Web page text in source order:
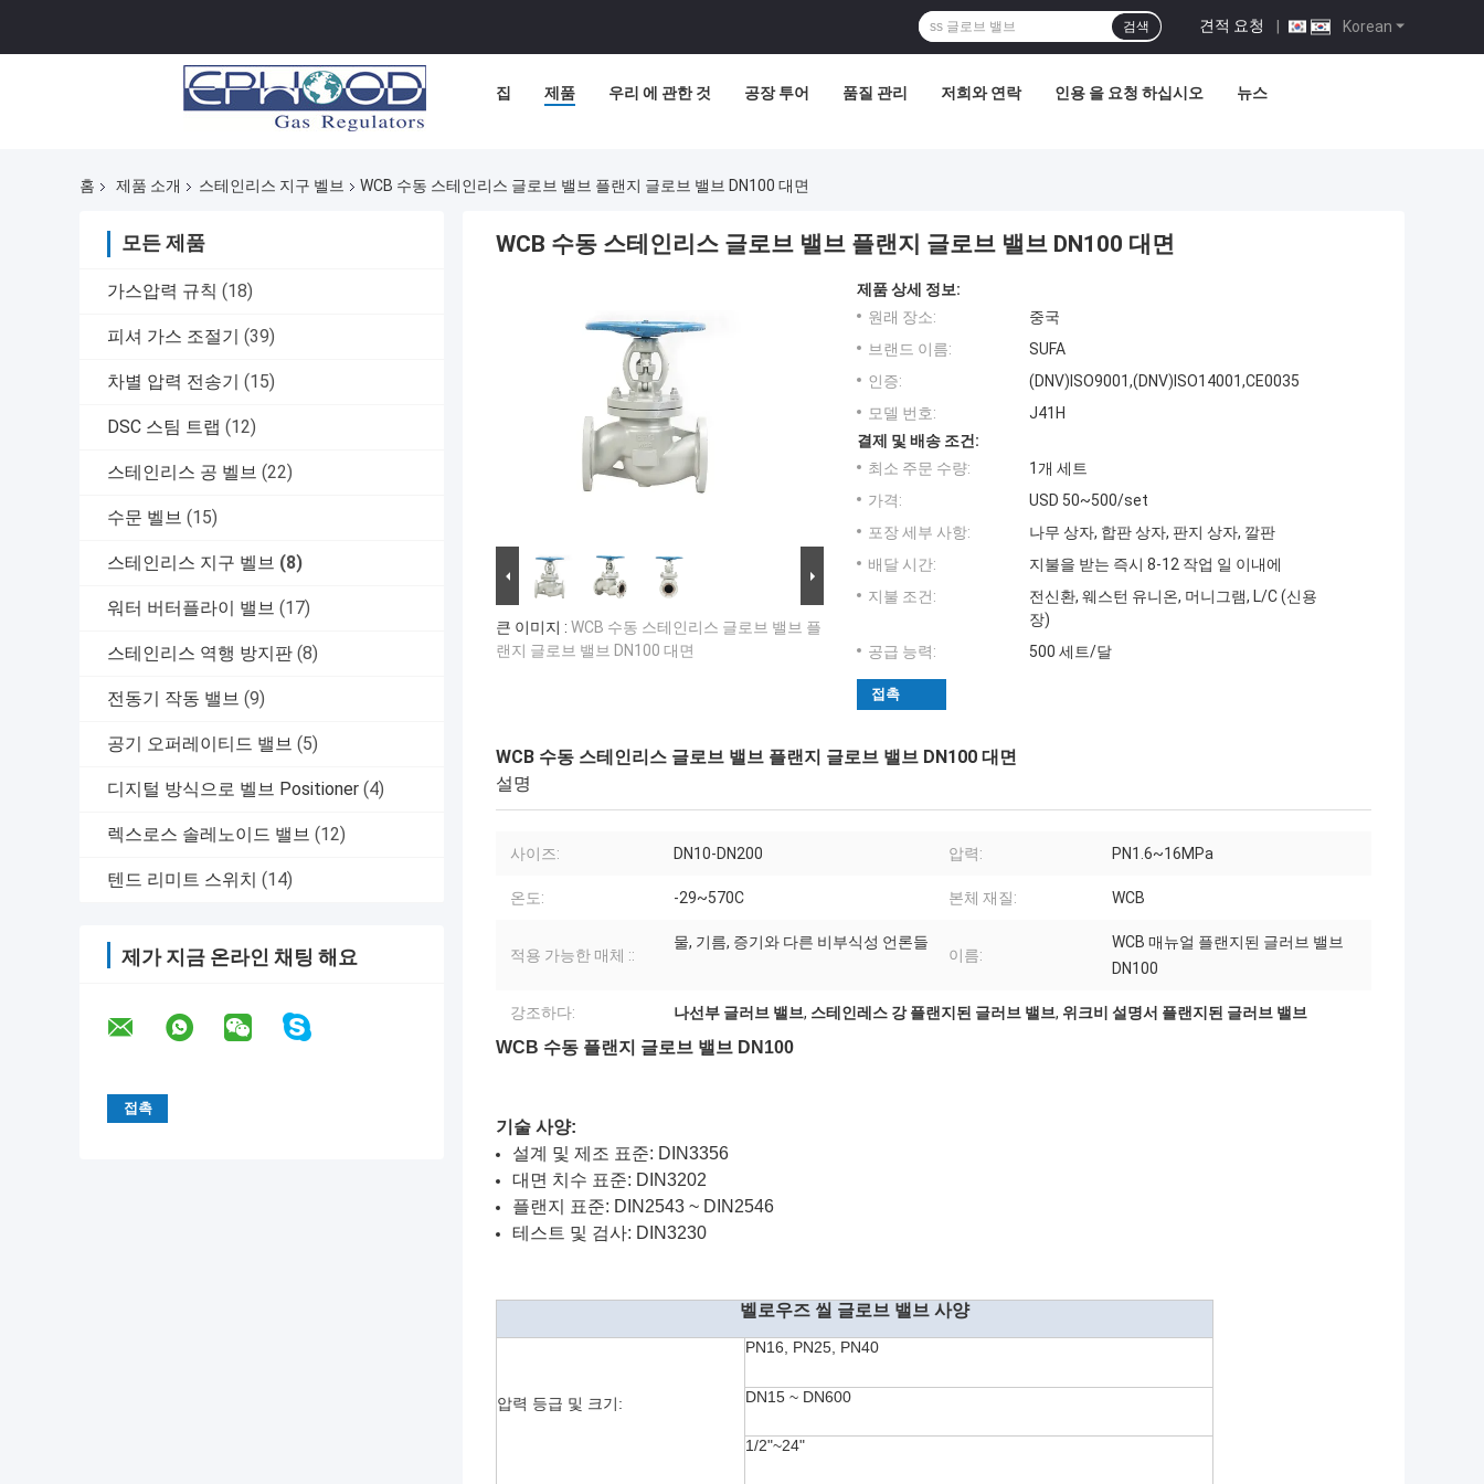
Korean
견적 요청 |
검색
집 제품 우리 에 관한 것 공장 투어 품질 관리 저희와 연락 인용 을 요청 하십시오 뉴스
홈 제품 소개 스테인리스 지구 벨브 WCB 수동 스테인리스 글로브 밸브 플랜지 글로브 밸브 DN100 대면
모든 제품
가스압력 규칙 (18)
피셔 가스 조절기 (39)
차별 압력 전송기 (15)
DSC 스팀 트랩 (12)
스테인리스 공 벨브 (22)
수문 벨브 (15)
스테인리스 지구 벨브 (8)
워터 버터플라이 밸브 (17)
스테인리스 역행 방지판 (8)
전동기 작동 밸브 (9)
공기 오퍼레이티드 밸브 (5)
디지털 방식으로 벨브 Positioner (4)
렉스로스 솔레노이드 밸브 (12)
텐드 리미트 스위치 (14)
제가 지금 온라인 채팅 해요
WCB 수동 스테인리스 글로브 밸브 플랜지 글로브 밸브 DN100 대면
큰 이미지 : WCB 수동 스테인리스 글로브 밸브 플
랜지 글로브 밸브 DN100 대면
제품 상세 정보:
원래 장소:
중국
브랜드 이름:
SUFA
인증:
(DNV)ISO9001,(DNV)ISO14001,CE0035
모델 번호:
J41H
결제 및 배송 조건:
최소 주문 수량:
1개 세트
가격:
USD 50~500/set
포장 세부 사항:
나무 상자, 합판 상자, 판지 상자, 깔판
배달 시간:
지불을 받는 즉시 8-12 작업 일 이내에
지불 조건:
전신환, 웨스턴 유니온, 머니그램, L/C (신용
장)
공급 능력:
500 세트/달
접촉
WCB 수동 스테인리스 글로브 밸브 플랜지 글로브 밸브 DN100 대면
설명
사이즈: DN10-DN200 압력: PN1.6~16MPa
온도: -29~570C 본체 재질: WCB
적용 가능한 매체 ::
물, 기름, 증기와 다른 비부식성 언론들
이름:
WCB 매뉴얼 플랜지된 글러브 밸브
DN100
강조하다: 나선부 글러브 밸브, 스테인레스 강 플랜지된 글러브 밸브, 위크비 설명서 플랜지된 글러브 밸브
WCB 수동 플랜지 글로브 밸브 DN100
기술 사양:
설계 및 제조 표준: DIN3356
대면 치수 표준: DIN3202
플랜지 표준: DIN2543 ~ DIN2546
테스트 및 검사: DIN3230
벨로우즈 씰 글로브 밸브 사양
압력 등급 및 크기:
PN16, PN25, PN40
DN15 ~ DN600
1/2"~24"